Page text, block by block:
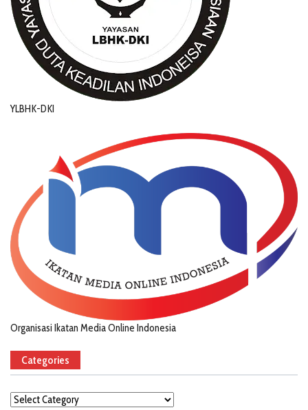
YLBHK-DKI
Organisasi Ikatan Media Online Indonesia
Categories
Categories